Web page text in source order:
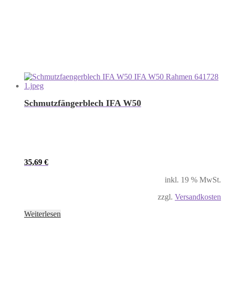
Schmutzfängerblech IFA W50
35,69 €
inkl. 19 % MwSt.
zzgl. Versandkosten
Weiterlesen